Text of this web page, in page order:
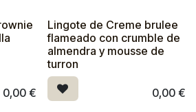
0,00€
Lingote de Creme brulee
flameado con crumble de
almendra y mousse de
turron
0,00€